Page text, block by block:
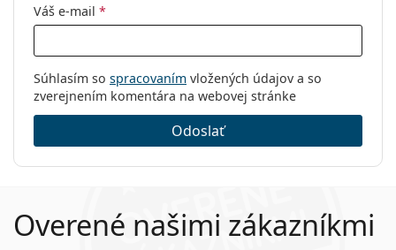
Váš e-mail *
Súhlasím so spracovaním vložených údajov a so
zverejnením komentára na webovej stránke
Odoslať
Overené našimi zákazníkmi